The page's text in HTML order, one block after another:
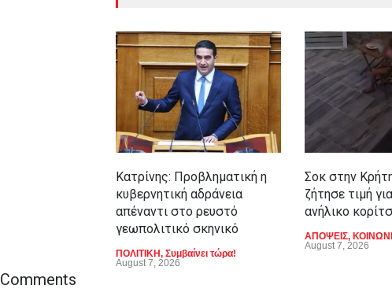
Κατρίνης: Προβληματική η
κυβερνητική αδράνεια
απέναντι στο ρευστό
γεωπολιτικό σκηνικό
ΠΟΛΙΤΙΚΗ, Συμβαίνει τώρα!
August 7, 2026
Σοκ στην
ζήτησε τιμή
ανήλικο
ΑΠΟΨΕΙΣ,
August 7, 2026
Comments